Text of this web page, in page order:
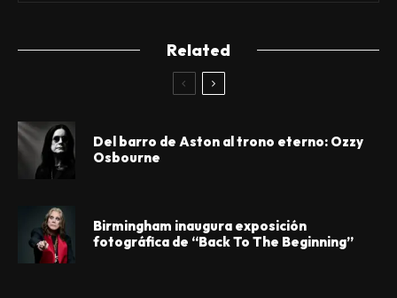
Related
Del barro de Aston al trono eterno: Ozzy
Osbourne
Birmingham inaugura exposición
fotográfica de “Back To The Beginning”